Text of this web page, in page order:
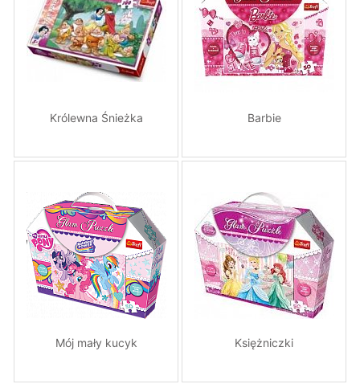
Królewna Śnieżka Barbie
Mój mały kucyk Księżniczki